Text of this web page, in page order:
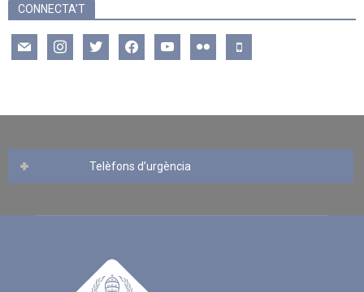
CONNECTA’T
mail instagramtwitter facebookyoutube flickr mobile
Telèfons d’urgència